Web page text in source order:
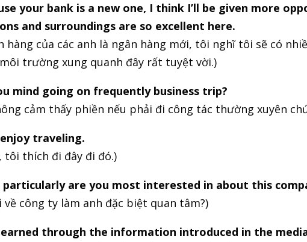
your bank is a new one, I think I’ll be given more
and surroundings are so excellent here.
hàng của các anh là ngân hàng mới, tôi nghĩ tôi sẽ có
trường xung quanh đây rất tuyệt vời.)
mind going on frequently business trip?
cảm thấy phiền nếu phải đi công tác thường xuyên
traveling.
tôi thích đi đây đi đó.)
particularly are you most interested in about this
về công ty làm anh đặc biệt quan tâm?)
through the information introduced in the